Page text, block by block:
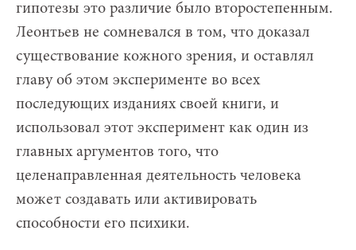
гипотезы это различие было второстепенным.
Леонтьев не сомневался в том, что доказал
существование кожного зрения, и оставлял
главу об этом эксперименте во всех
последующих изданиях своей книги, и
использовал этот эксперимент как один из
главных аргументов того, что
целенаправленная деятельность человека
может создавать или активировать
способности его психики.